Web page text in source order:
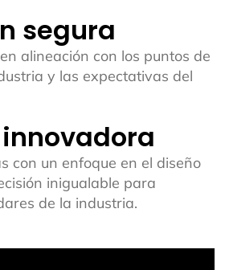
segura
alineación con los puntos de
y las expectativas del
con un enfoque en el diseño
inigualable para
de la industria.